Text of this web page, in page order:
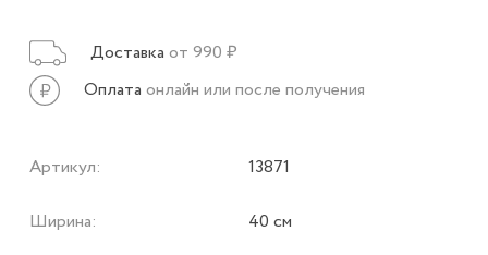
Доставка от 990 ₽
Оплата онлайн или после получения
Артикул: 13871
Ширина: 40 см